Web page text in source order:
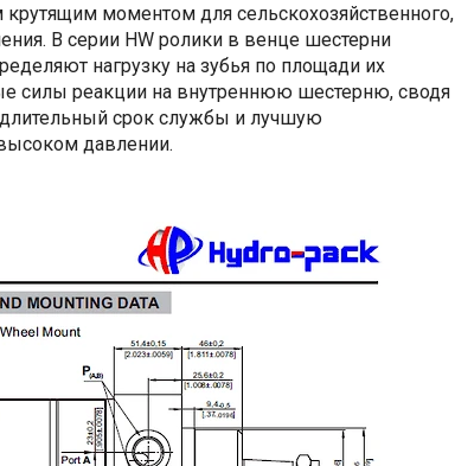
моментом для сельскохозяйственного,
В серии HW ролики в венце шестерни
нагрузку на зубья по площади их
силы реакции на внутреннюю шестерню, сводя
срок службы и лучшую
давлении.